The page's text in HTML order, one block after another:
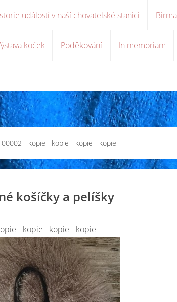
událostí v naší chovatelské stanici Birma
koček Poděkování In memoriam
00002 - kopie - kopie - kopie - kopie
košíčky a pelíšky
- kopie - kopie - kopie